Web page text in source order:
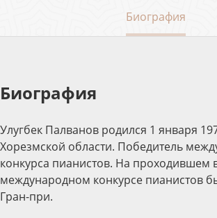
Биография
Биография
Улугбек Палванов родился 1 января
Хорезмской области. Победитель
конкурса пианистов. На проходившем
международном конкурсе пианистов
Гран-при.